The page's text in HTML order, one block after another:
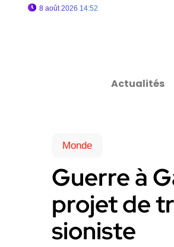
8 août 2026 14:52
Actualités
Monde
Guerre à
projet de
sioniste